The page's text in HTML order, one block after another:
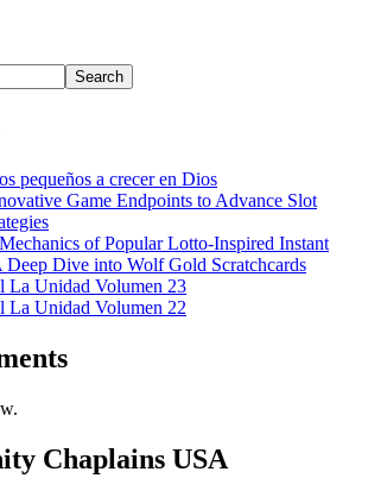
Search
pequeños a crecer en Dios
Game Endpoints to Advance Slot
of Popular Lotto-Inspired Instant
Deep Dive into Wolf Gold Scratchcards
La Unidad Volumen 23
La Unidad Volumen 22
Chaplains USA